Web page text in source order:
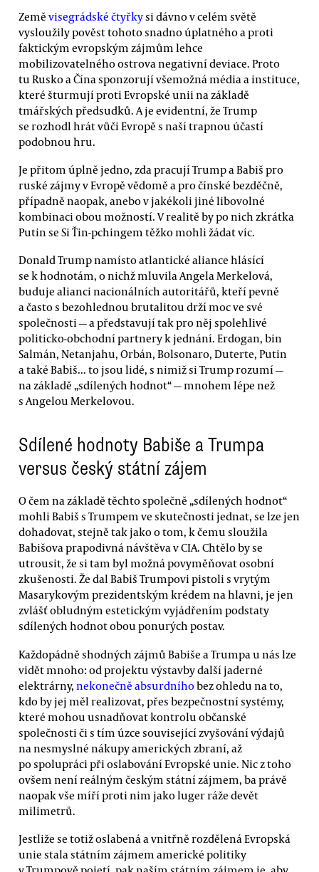
Země visegrádské čtyřkysi dávno v celém světě
vysloužily pověst tohoto snadno úplatného a proti
faktickým evropským zájmům lehce
mobilizovatelného ostrova negativní deviace. Proto
tu Rusko a Čína sponzorují všemožná média a instituce,
které šturmují proti Evropské unii na základě
tmářských předsudků. A je evidentní, že Trump
se rozhodl hrát vůči Evropě s naší trapnou účastí
podobnou hru.
Je přitom úplně jedno, zda pracují Trump a Babiš pro
ruské zájmy v Evropě vědomě a pro čínské bezděčně,
případně naopak, anebo v jakékoli jiné libovolné
kombinaci obou možností. V realitě by po nich zkrátka
Putin se Si Ťin-pchingem těžko mohli žádat víc.
Donald Trump namísto atlantické aliance hlásící
se k hodnotám, o nichž mluvila Angela Merkelová,
buduje alianci nacionálních autoritářů, kteří pevně
a často s bezohlednou brutalitou drží moc ve své
společnosti — a představují tak pro něj spolehlivé
politicko-obchodní partnery k jednání. Erdogan, bin
Salmán, Netanjahu, Orbán, Bolsonaro, Duterte, Putin
a také Babiš... to jsou lidé, s nimiž si Trump rozumí —
na základě „sdílených hodnot“ — mnohem lépe než
s Angelou Merkelovou.
Sdílené hodnoty Babiše a Trumpa
versus český státní zájem
O čem na základě těchto společně „sdílených hodnot“
mohli Babiš s Trumpem ve skutečnosti jednat, se lze jen
dohadovat, stejně tak jako o tom, k čemu sloužila
Babišova prapodivná návštěva v CIA. Chtělo by se
utrousit, že si tam byl možná povyměňovat osobní
zkušenosti. Že dal Babiš Trumpovi pistoli s vrytým
Masarykovým prezidentským krédem na hlavni, je jen
zvlášť obludným estetickým vyjádřením podstaty
sdílených hodnot obou ponurých postav.
Každopádně shodných zájmů Babiše a Trumpa u nás lze
vidět mnoho: od projektu výstavby další jaderné
elektrárny, nekonečně absurdníhobez ohledu na to,
kdo by jej měl realizovat, přes bezpečnostní systémy,
které mohou usnadňovat kontrolu občanské
společnosti či s tím úzce související zvyšování výdajů
na nesmyslné nákupy amerických zbraní, až
po spolupráci při oslabování Evropské unie. Nic z toho
ovšem není reálným českým státní zájmem, ba právě
naopak vše míří proti nim jako luger ráže devět
milimetrů.
Jestliže se totiž oslabená a vnitřně rozdělená Evropská
unie stala státním zájmem americké politiky